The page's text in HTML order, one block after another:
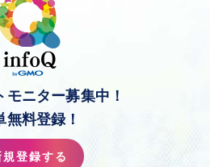
モニター募集中！
無料登録！
規登録する